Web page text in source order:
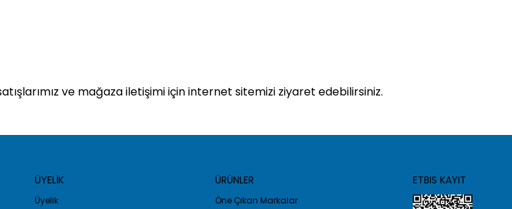
ve mağaza iletişimi için internet sitemizi ziyaret edebilirsiniz.
ÜYELİK
Üyelik
ÜRÜNLER
Öne Çıkan Markalar
ETBIS KAYIT